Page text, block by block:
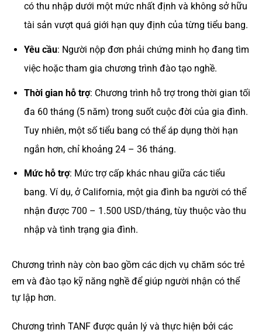
có thu nhập dưới một mức nhất định và không sở hữu
tài sản vượt quá giới hạn quy định của từng tiểu bang.
Yêu cầu: Người nộp đơn phải chứng minh họ đang tìm
việc hoặc tham gia chương trình đào tạo nghề.
Thời gian hỗ trợ: Chương trình hỗ trợ trong thời gian tối
đa 60 tháng (5 năm) trong suốt cuộc đời của gia đình.
Tuy nhiên, một số tiểu bang có thể áp dụng thời hạn
ngắn hơn, chỉ khoảng 24 – 36 tháng.
Mức hỗ trợ: Mức trợ cấp khác nhau giữa các tiểu
bang. Ví dụ, ở California, một gia đình ba người có thể
nhận được 700 – 1.500 USD/tháng, tùy thuộc vào thu
nhập và tình trạng gia đình.
Chương trình này còn bao gồm các dịch vụ chăm sóc trẻ
em và đào tạo kỹ năng nghề để giúp người nhận có thể
tự lập hơn.
Chương trình TANF được quản lý và thực hiện bởi các